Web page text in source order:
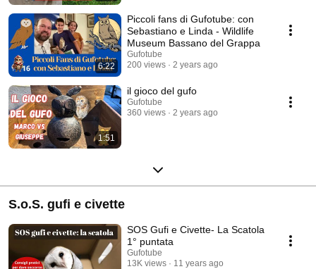
6:22
Piccoli fans di Gufotube: con
Sebastiano e Linda - Wildlife
Museum Bassano del Grappa
Gufotube
200 views
2 years ago
1:51
il gioco del gufo
Gufotube
360 views
2 years ago
S.o.S. gufi e civette
SOS Gufi e Civette- La Scatola
1° puntata
Gufotube
13K views
11 years ago